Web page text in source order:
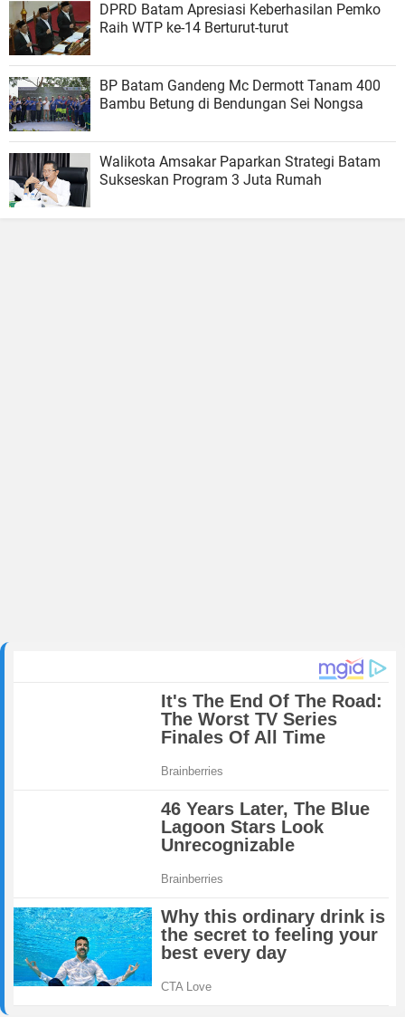
DPRD Batam Apresiasi Keberhasilan Pemko
Raih WTP ke-14 Berturut-turut
BP Batam Gandeng Mc Dermott Tanam 400
Bambu Betung di Bendungan Sei Nongsa
Walikota Amsakar Paparkan Strategi Batam
Sukseskan Program 3 Juta Rumah